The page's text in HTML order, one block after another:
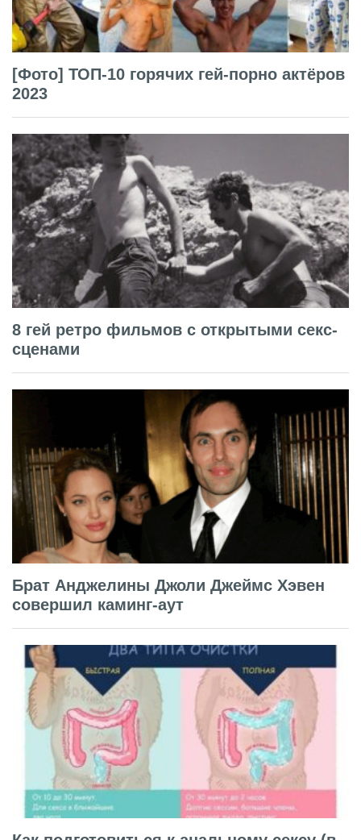
[Фото] ТОП-10 горячих гей-порно актёров
2023
8 гей ретро фильмов с открытыми секс-
сценами
Брат Анджелины Джоли Джеймс Хэвен
совершил каминг-аут